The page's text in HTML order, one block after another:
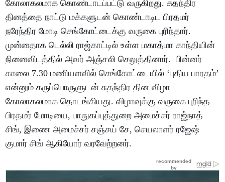
கோலாகலமாக கொண்டாடப்பட்டு வருகிறது. சுதந்திர
தினத்தை நாட்டு மக்களுடன் கொண்டாடிட பிரதமர்
நரேந்திர மோடி செங்கோட்டைக்கு வருகை புரிந்தார்.
முன்னதாக டெல்லி ராஜ்காட்டில் உள்ள மகாத்மா காந்தியின்
நினைவிடத்தில் அவர் அஞ்சலி செலுத்தினார். பின்னர்
காலை 7.30 மணியளவில் செங்கோட்டையில் ‘புதிய பாரதம்’
என்னும் கருப்பொருளுடன் சுதந்திர தின விழா
கோலாகலமாக தொடங்கியது. விழாவுக்கு வருகை புரிந்த
பிரதமர் மோடியை, பாதுகப்புத்துறை அமைச்சர் ராஜ்நாத்
சிங், இணை அமைச்சர் சஞ்சய் சே, செயலாளர் ரஜேஷ்
குமார் சிங் ஆகியோர் வரவேற்றனர்.